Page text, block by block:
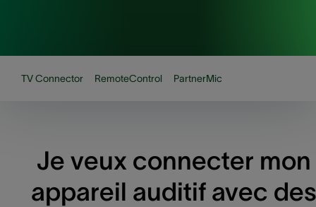
TV Connector RemoteControl PartnerMic
Je veux connecter mon
appareil auditif avec des